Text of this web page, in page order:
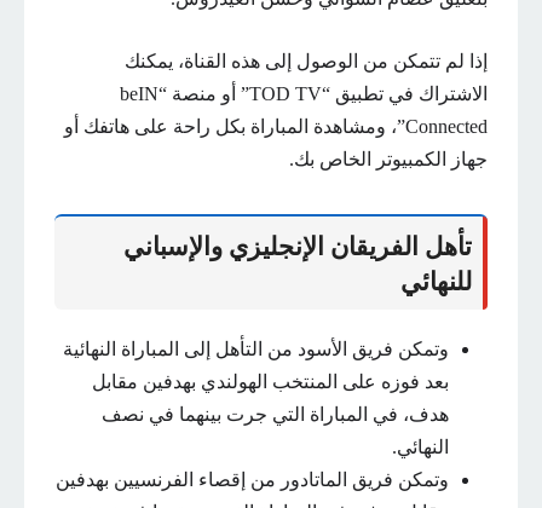
إذا لم تتمكن من الوصول إلى هذه القناة، يمكنك
الاشتراك في تطبيق “TOD TV” أو منصة “beIN
Connected”، ومشاهدة المباراة بكل راحة على هاتفك أو
جهاز الكمبيوتر الخاص بك.
تأهل الفريقان الإنجليزي والإسباني
للنهائي
وتمكن فريق الأسود من التأهل إلى المباراة النهائية
بعد فوزه على المنتخب الهولندي بهدفين مقابل
هدف، في المباراة التي جرت بينهما في نصف
النهائي.
وتمكن فريق الماتادور من إقصاء الفرنسيين بهدفين